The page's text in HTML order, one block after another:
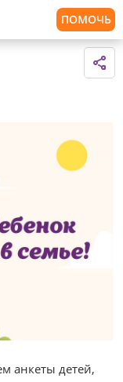
ПОМОЧЬ
анкеты детей,